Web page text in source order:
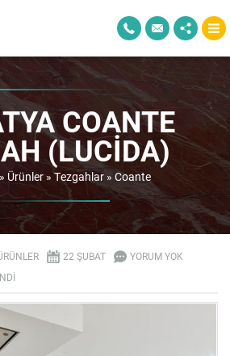
COANTE
(LUCIDA)
» Ürünler»Tezgahlar» Coante
22 ŞUBAT
YORUM YOK